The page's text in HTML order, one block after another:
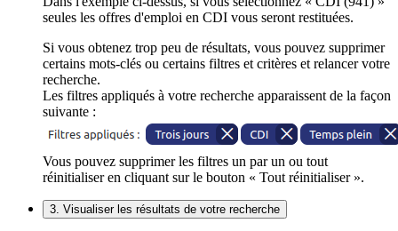
seules les offres d'emploi en CDI vous seront restituées.
Si vous obtenez trop peu de résultats, vous pouvez supprimer
certains mots-clés ou certains filtres et critères et relancer votre
recherche.
Les filtres appliqués à votre recherche apparaissent de la façon
suivante :
Vous pouvez supprimer les filtres un par un ou tout
réinitialiser en cliquant sur le bouton « Tout réinitialiser ».
3. Visualiser les résultats de votre recherche